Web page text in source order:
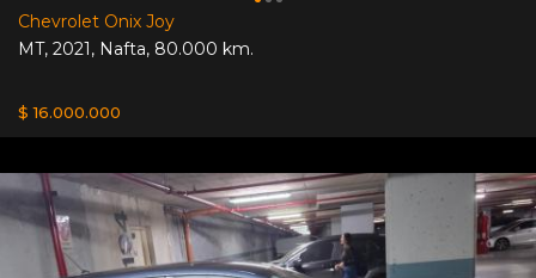
Chevrolet Onix Joy
MT, 2021, Nafta, 80.000 km.
$ 16.000.000